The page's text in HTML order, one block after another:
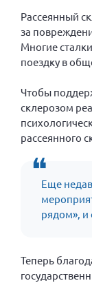
Рассеянный
за
Многие
поездку в
Чтобы
склерозом
рассеянного
Еще
рядом», и
Теперь